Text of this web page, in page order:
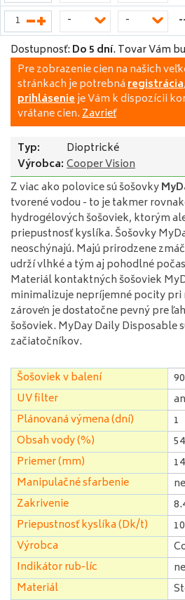
- -
Dostupnosť: Do 5 dní. Tovar Vám
Pre zobrazenie cien na našich
stránkach je potrebnáregistrácia
prihlásenieje Vám k dispozícii
vrátane cien.Zavrieť
Typ:
Dioptrické
Výrobca: Cooper Vision
Z viac ako polovicesúšošovky
tvorenévodou - tojetakmer
hydrogélovýchšošoviek, ktorým
priepustnosťkyslíka. Šošovky
neoschýnajú. Majú prirodzene
udržívlhkéa týmaj pohodlnépočas
Materiálkontaktnýchšošoviek
minimalizujenepríjemné pocitypri
zároveňjedostatočnepevnýpre
šošoviek. MyDayDailyDisposable
začiatočníkov.
Šošoviek v balení
90
UV filter
Plánovaná výmena (dní)
1
Obsah vody (%)
54
Priemer (mm)
Manipulačné sfarbenie
ne
Zakrivenie
Priepustnosť kyslíka (Dk/t)
Výrobca
Indikátor rub-líc
ne
Materiál